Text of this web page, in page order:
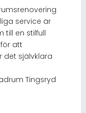
service är
till en stilfull
att
det självklara
Tingsryd